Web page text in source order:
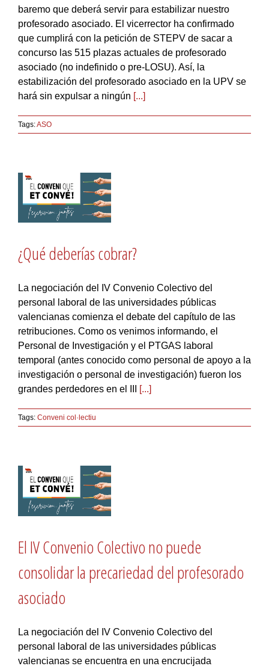
baremo que deberá servir para estabilizar nuestro
profesorado asociado. El vicerrector ha confirmado
que cumplirá con la petición de STEPV de sacar a
concurso las 515 plazas actuales de profesorado
asociado (no indefinido o pre-LOSU). Así, la
estabilización del profesorado asociado en la UPV se
hará sin expulsar a ningún [...]
Tags:ASO
¿Qué deberías cobrar?
La negociación del IV Convenio Colectivo del
personal laboral de las universidades públicas
valencianas comienza el debate del capítulo de las
retribuciones. Como os venimos informando, el
Personal de Investigación y el PTGAS laboral
temporal (antes conocido como personal de apoyo a la
investigación o personal de investigación) fueron los
grandes perdedores en el III
[...]
Tags: Conveni col·lectiu
El IV Convenio Colectivo no puede
consolidar la precariedad del profesorado
asociado
La negociación del IV Convenio Colectivo del
personal laboral de las universidades públicas
valencianas se encuentra en una encrucijada